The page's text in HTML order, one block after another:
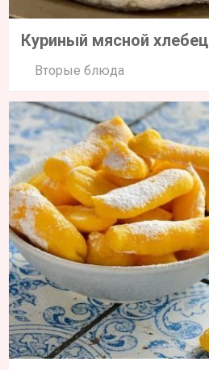
Куриный мясной хлебец
Вторые блюда